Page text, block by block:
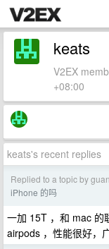
keats
V2EX
+08:00
keats's recent replies
Replied to a topic by
iPhone 的吗
一加 15T ，和 mac 的
airpods ，性能很好，